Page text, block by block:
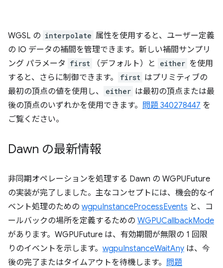
WGSL の interpolate 属性を使用すると、ユーザー定義
の IO データの補間を管理できます。新しい補間サンプリ
ング パラメータ first （デフォルト）と either を使用
すると、さらに制御できます。
first はプリミティブの
最初の頂点の値を使用し、
either は最初の頂点または最
後の頂点のいずれかを使用できます。 問題 340278447 を
ご覧ください。
Dawn の最新情報
非同期オペレーションを処理する Dawn の WGPUFuture
の実装が完了しました。主なコンセプトには、機会的なイ
ベント処理のための wgpuInstanceProcessEvents と、コ
ールバックの場所を定義するための WGPUCallbackMode
があります。WGPUFuture は、有効期間が無限の 1 回限
りのイベントを示します。 wgpuInstanceWaitAny は、今
後の完了またはタイムアウトを待機します。 問題